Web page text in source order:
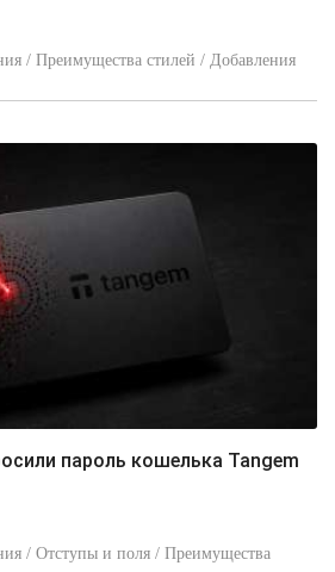
/ Преимущества стилей / Добавления
/ Отступы и поля / Преимущества